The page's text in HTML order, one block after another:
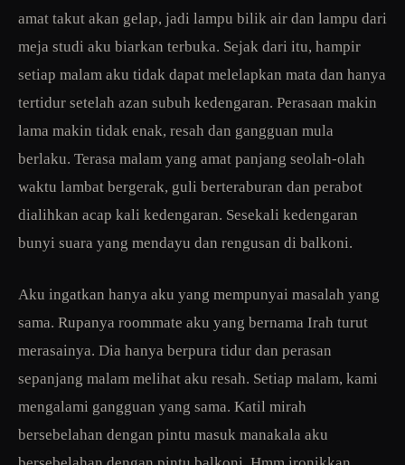
amat takut akan gelap, jadi lampu bilik air dan lampu dari
meja studi aku biarkan terbuka. Sejak dari itu, hampir
setiap malam aku tidak dapat melelapkan mata dan hanya
tertidur setelah azan subuh kedengaran. Perasaan makin
lama makin tidak enak, resah dan gangguan mula
berlaku. Terasa malam yang amat panjang seolah-olah
waktu lambat bergerak, guli berteraburan dan perabot
dialihkan acap kali kedengaran. Sesekali kedengaran
bunyi suara yang mendayu dan rengusan di balkoni.
Aku ingatkan hanya aku yang mempunyai masalah yang
sama. Rupanya roommate aku yang bernama Irah turut
merasainya. Dia hanya berpura tidur dan perasan
sepanjang malam melihat aku resah. Setiap malam, kami
mengalami gangguan yang sama. Katil mirah
bersebelahan dengan pintu masuk manakala aku